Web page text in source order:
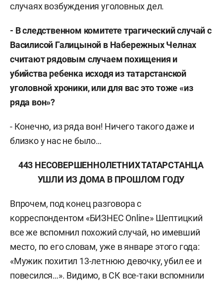
случаях возбуждения уголовных дел.
- В следственном комитете трагический случай с
Василисой Галицыной в Набережных Челнах
считают рядовым случаем похищения и
убийства ребенка исходя из татарстанской
уголовной хроники, или для вас это тоже «из
ряда вон»?
- Конечно, из ряда вон! Ничего такого даже и
близко у нас не было…
443 НЕСОВЕРШЕННОЛЕТНИХ ТАТАРСТАНЦА
УШЛИ ИЗ ДОМА В ПРОШЛОМ ГОДУ
Впрочем, под конец разговора с
корреспондентом «БИЗНЕС Online» Шептицкий
все же вспомнил похожий случай, но имевший
место, по его словам, уже в январе этого года:
«Мужик похитил 13-летнюю девочку, убил ее и
повесился…». Видимо, в СК все-таки вспомнили